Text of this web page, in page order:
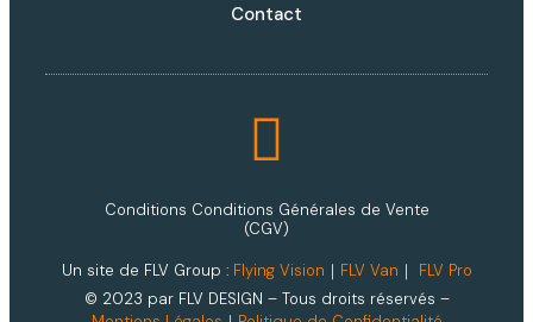
Contact
Conditions Conditions Générales de Vente
(CGV)
Un site de FLV Group : Flying Vision ｜ FLV Van ｜ FLV Pro
© 2023 par FLV DESIGN – Tous droits réservés –